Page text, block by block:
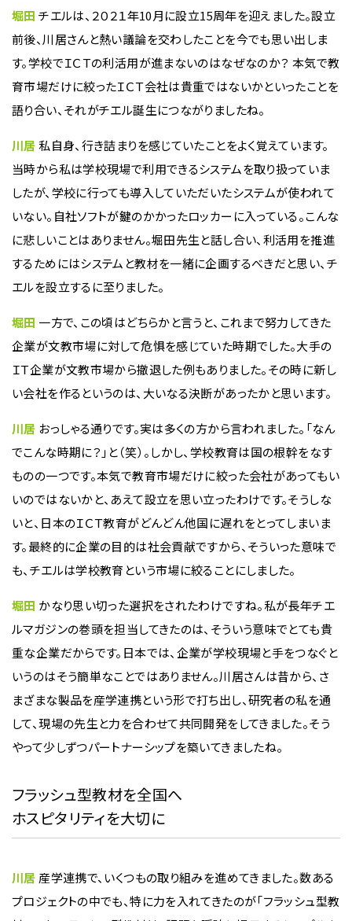
堀田チエルは、２０２１年10月に設立15周年を迎えました。設立
前後、川居さんと熱い議論を交わしたことを今でも思い出しま
す。学校でＩＣＴの利活用が進まないのはなぜなのか？ 本気で教
育市場だけに絞ったＩＣＴ会社は貴重ではないかといったことを
語り合い、それがチエル誕生につながりましたね。
川居私自身、行き詰まりを感じていたことをよく覚えています。
当時から私は学校現場で利用できるシステムを取り扱っていま
したが、学校に行っても導入していただいたシステムが使われて
いない。自社ソフトが鍵のかかったロッカーに入っている。こんな
に悲しいことはありません。堀田先生と話し合い、利活用を推進
するためにはシステムと教材を一緒に企画するべきだと思い、チ
エルを設立するに至りました。
堀田 一方で、この頃はどちらかと言うと、これまで努力してきた
企業が文教市場に対して危惧を感じていた時期でした。大手の
ＩＴ企業が文教市場から撤退した例もありました。その時に新し
い会社を作るというのは、大いなる決断があったかと思います。
川居 おっしゃる通りです。実は多くの方から言われました。「なん
でこんな時期に？」と（笑）。しかし、学校教育は国の根幹をなす
ものの一つです。本気で教育市場だけに絞った会社があってもい
いのではないかと、あえて設立を思い立ったわけです。そうしな
いと、日本のＩＣＴ教育がどんどん他国に遅れをとってしまいま
す。最終的に企業の目的は社会貢献ですから、そういった意味で
も、チエルは学校教育という市場に絞ることにしました。
堀田 かなり思い切った選択をされたわけですね。私が長年チエ
ルマガジンの巻頭を担当してきたのは、そういう意味でとても貴
重な企業だからです。日本では、企業が学校現場と手をつなぐと
いうのはそう簡単なことではありません。川居さんは昔から、さ
まざまな製品を産学連携という形で打ち出し、研究者の私を通
して、現場の先生と力を合わせて共同開発をしてきました。そう
やって少しずつパートナーシップを築いてきましたね。
フラッシュ型教材を全国へ
ホスピタリティを大切に
川居 産学連携で、いくつもの取り組みを進めてきました。数ある
プロジェクトの中でも、特に力を入れてきたのが「フラッシュ型教